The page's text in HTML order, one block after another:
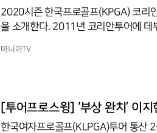
2020시즌 한국프로골프(KPGA) 코리
을 소개한다. 2011년 코리안투어에 데뷔한 황재민은 올해 데뷔 10주년을 맞이했다. 그동안
보였다. 제네시스 포인트 17위에 자
마니아TV
[투어프로스윙] ‘부상 완치’ 이
한국여자프로골프(KLPGA)투어 통산